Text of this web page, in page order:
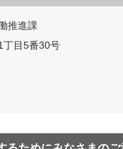
推進課
丁目5番30号